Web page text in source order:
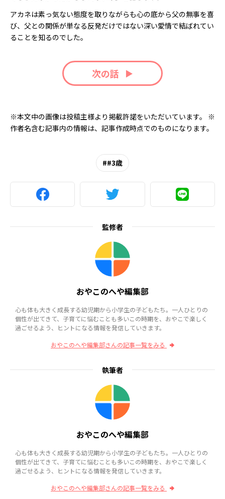
アカネは素っ気ない態度を取りながらも心の底から父の無事を喜
び、父との関係が単なる反発だけではない深い愛情で結ばれてい
ることを知るのでした。
次の話
※本文中の画像は投稿主様より掲載許諾をいただいています。 ※
作者名含む記事内の情報は、記事作成時点でのものになります。
#3歳
監修者
おやこのへや編集部
心も体も大きく成長する幼児期から小学生の子どもたち。一人ひとりの
個性が出てきて、子育てに悩むことも多いこの時期を、おやこで楽しく
過ごせるよう、ヒントになる情報を発信していきます。
おやこのへや編集部さんの記事一覧をみる
執筆者
おやこのへや編集部
心も体も大きく成長する幼児期から小学生の子どもたち。一人ひとりの
個性が出てきて、子育てに悩むことも多いこの時期を、おやこで楽しく
過ごせるよう、ヒントになる情報を発信していきます。
おやこのへや編集部さんの記事一覧をみる